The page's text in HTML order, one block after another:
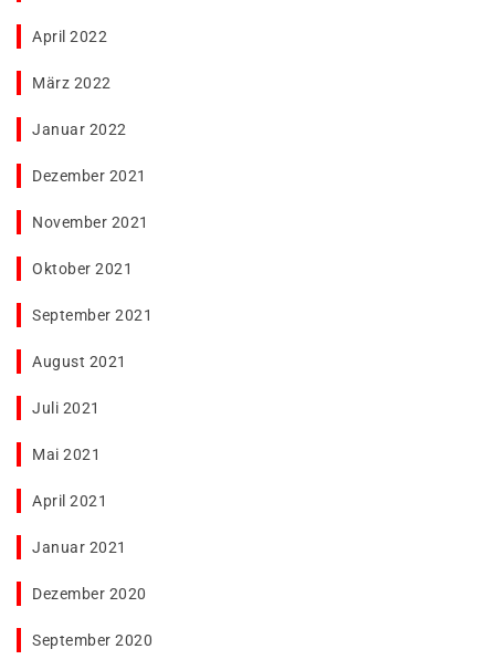
April 2022
März 2022
Januar 2022
Dezember 2021
November 2021
Oktober 2021
September 2021
August 2021
Juli 2021
Mai 2021
April 2021
Januar 2021
Dezember 2020
September 2020